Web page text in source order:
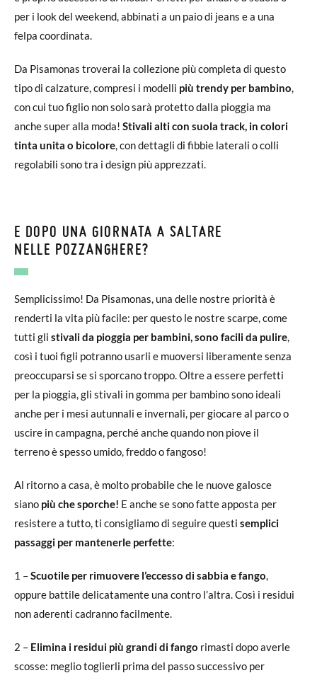
per i look del weekend, abbinati a un paio di jeans e a una
felpa coordinata.
Da Pisamonas troverai la collezione più completa di questo
tipo di calzature, compresi i modelli più trendy per bambino,
con cui tuo figlio non solo sarà protetto dalla pioggia ma
anche super alla moda! Stivali alti con suola track, in colori
tinta unita o bicolore, con dettagli di fibbie laterali o colli
regolabili sono tra i design più apprezzati.
E DOPO UNA GIORNATA A SALTARE
NELLE POZZANGHERE?
Semplicissimo! Da Pisamonas, una delle nostre priorità è
renderti la vita più facile: per questo le nostre scarpe, come
tutti gli stivali da pioggia per bambini, sono facili da pulire,
così i tuoi figli potranno usarli e muoversi liberamente senza
preoccuparsi se si sporcano troppo. Oltre a essere perfetti
per la pioggia, gli stivali in gomma per bambino sono ideali
anche per i mesi autunnali e invernali, per giocare al parco o
uscire in campagna, perché anche quando non piove il
terreno è spesso umido, freddo o fangoso!
Al ritorno a casa, è molto probabile che le nuove galosce
siano più che sporche! E anche se sono fatte apposta per
resistere a tutto, ti consigliamo di seguire questi semplici
passaggi per mantenerle perfette:
1 –Scuotile per rimuovere l’eccesso di sabbia e fango,
oppure battile delicatamente una contro l’altra. Così i residui
non aderenti cadranno facilmente.
2 – Elimina i residui più grandi di fango rimasti dopo averle
scosse: meglio toglierli prima del passo successivo per